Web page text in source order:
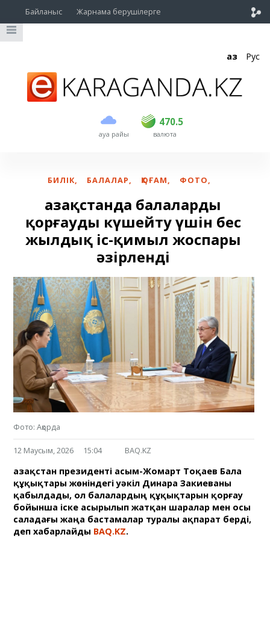
Байланыс Жарнама берушілерге
Қаз Рус
ауа райы
470.5
USD 468.5 470.5
EUR валюта
БИЛІК, БАЛАЛАР, ҚОҒАМ, ФОТО,
Қазақстанда балаларды
қорғауды күшейту үшін бес
жылдық іс-қимыл жоспары
әзірленді
Фото: Ақорда
12 Маусым, 2026 15:04 BAQ.KZ
Қазақстан президенті Қасым-Жомарт Тоқаев Бала
құқықтары жөніндегі уәкіл Динара Закиеваны
қабылдады, ол балалардың құқықтарын қорғау
бойынша іске асырылып жатқан шаралар мен осы
саладағы жаңа бастамалар туралы ақпарат берді,
деп хабарлайды BAQ.KZ.